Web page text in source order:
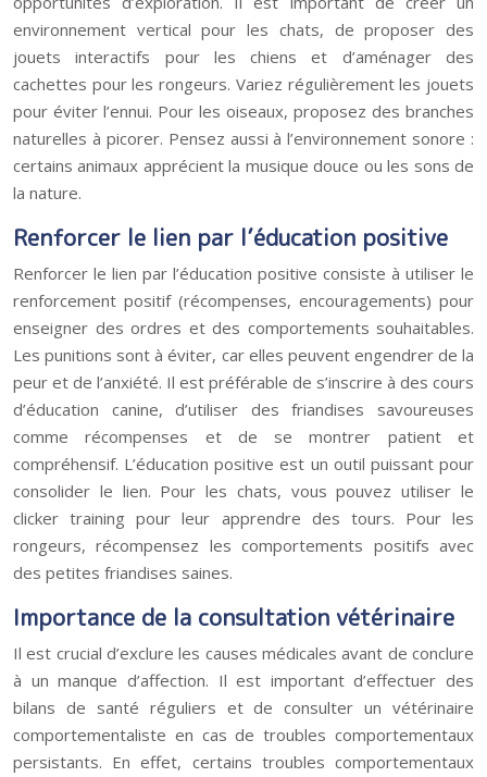
environnement vertical pour les chats, de proposer des
jouets interactifs pour les chiens et d’aménager des
cachettes pour les rongeurs. Variez régulièrement les jouets
pour éviter l’ennui. Pour les oiseaux, proposez des branches
naturelles à picorer. Pensez aussi à l’environnement sonore :
certains animaux apprécient la musique douce ou les sons de
la nature.
Renforcer le lien par l’éducation positive
Renforcer le lien par l’éducation positive consiste à utiliser le
renforcement positif (récompenses, encouragements) pour
enseigner des ordres et des comportements souhaitables.
Les punitions sont à éviter, car elles peuvent engendrer de la
peur et de l’anxiété. Il est préférable de s’inscrire à des cours
d’éducation canine, d’utiliser des friandises savoureuses
comme récompenses et de se montrer patient et
compréhensif. L’éducation positive est un outil puissant pour
consolider le lien. Pour les chats, vous pouvez utiliser le
clicker training pour leur apprendre des tours. Pour les
rongeurs, récompensez les comportements positifs avec
des petites friandises saines.
Importance de la consultation vétérinaire
Il est crucial d’exclure les causes médicales avant de conclure
à un manque d’affection. Il est important d’effectuer des
bilans de santé réguliers et de consulter un vétérinaire
comportementaliste en cas de troubles comportementaux
persistants. En effet, certains troubles comportementaux